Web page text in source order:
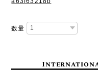
数量